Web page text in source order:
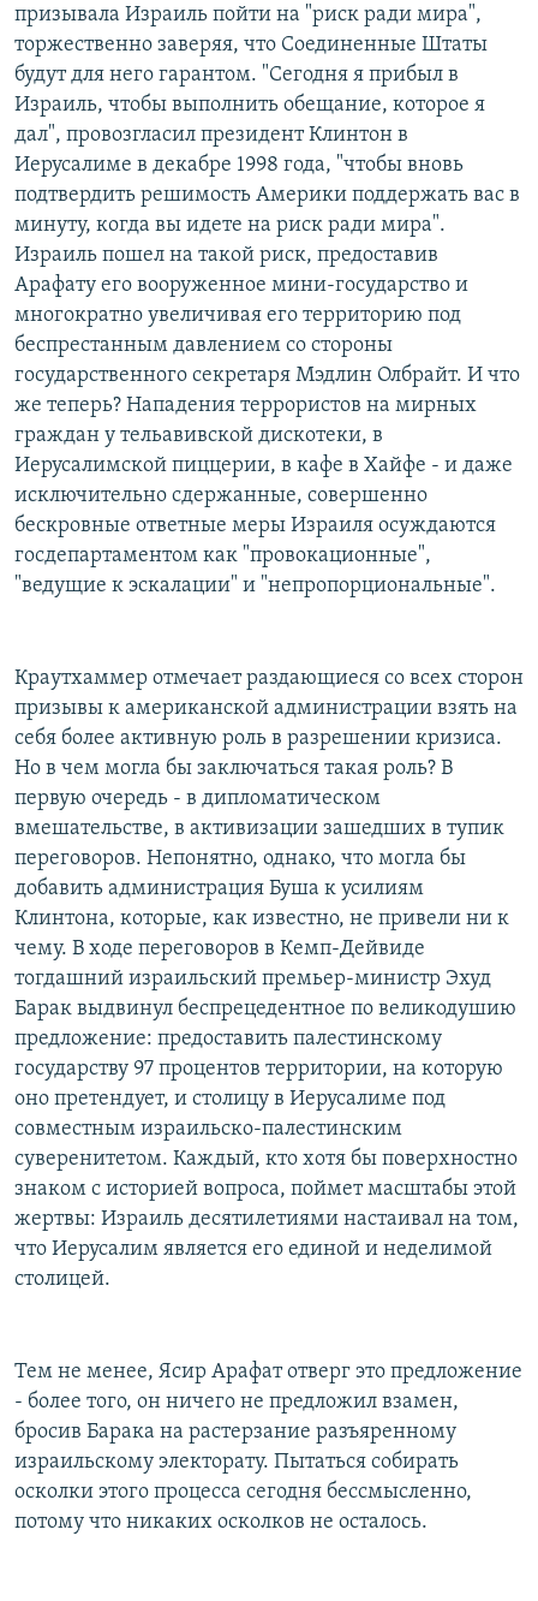
призывала Израиль пойти на "риск ради мира",
торжественно заверяя, что Соединенные Штаты
будут для него гарантом. "Сегодня я прибыл в
Израиль, чтобы выполнить обещание, которое я
дал", провозгласил президент Клинтон в
Иерусалиме в декабре 1998 года, "чтобы вновь
подтвердить решимость Америки поддержать вас в
минуту, когда вы идете на риск ради мира".
Израиль пошел на такой риск, предоставив
Арафату его вооруженное мини-государство и
многократно увеличивая его территорию под
беспрестанным давлением со стороны
государственного секретаря Мэдлин Олбрайт. И что
же теперь? Нападения террористов на мирных
граждан у тельавивской дискотеки, в
Иерусалимской пиццерии, в кафе в Хайфе - и даже
исключительно сдержанные, совершенно
бескровные ответные меры Израиля осуждаются
госдепартаментом как "провокационные",
"ведущие к эскалации" и "непропорциональные".
Краутхаммер отмечает раздающиеся со всех сторон
призывы к американской администрации взять на
себя более активную роль в разрешении кризиса.
Но в чем могла бы заключаться такая роль? В
первую очередь - в дипломатическом
вмешательстве, в активизации зашедших в тупик
переговоров. Непонятно, однако, что могла бы
добавить администрация Буша к усилиям
Клинтона, которые, как известно, не привели ни к
чему. В ходе переговоров в Кемп-Дейвиде
тогдашний израильский премьер-министр Эхуд
Барак выдвинул беспрецедентное по великодушию
предложение: предоставить палестинскому
государству 97 процентов территории, на которую
оно претендует, и столицу в Иерусалиме под
совместным израильско-палестинским
суверенитетом. Каждый, кто хотя бы поверхностно
знаком с историей вопроса, поймет масштабы этой
жертвы: Израиль десятилетиями настаивал на том,
что Иерусалим является его единой и неделимой
столицей.
Тем не менее, Ясир Арафат отверг это предложение
- более того, он ничего не предложил взамен,
бросив Барака на растерзание разъяренному
израильскому электорату. Пытаться собирать
осколки этого процесса сегодня бессмысленно,
потому что никаких осколков не осталось.